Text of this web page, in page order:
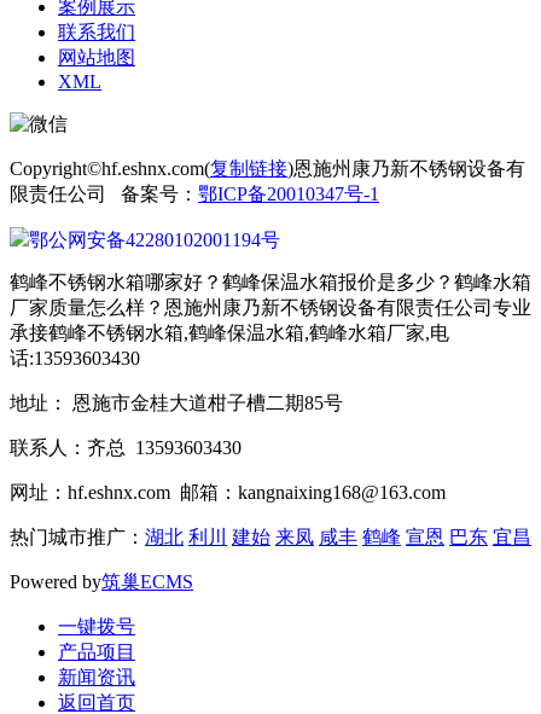
案例展示
联系我们
网站地图
XML
Copyright©hf.eshnx.com(复制链接)恩施州康乃新不锈钢设备有
限责任公司 备案号： 鄂ICP备20010347号-1
鄂公网安备42280102001194号
鹤峰不锈钢水箱哪家好？鹤峰保温水箱报价是多少？鹤峰水箱
厂家质量怎么样？恩施州康乃新不锈钢设备有限责任公司专业
承接鹤峰不锈钢水箱,鹤峰保温水箱,鹤峰水箱厂家,电
话:13593603430
地址： 恩施市金桂大道柑子槽二期85号
联系人：齐总 13593603430
网址：hf.eshnx.com 邮箱：kangnaixing168@163.com
热门城市推广： 湖北 利川 建始 来凤 咸丰 鹤峰 宣恩 巴东 宜昌
Powered by筑巢ECMS
一键拨号
产品项目
新闻资讯
返回首页